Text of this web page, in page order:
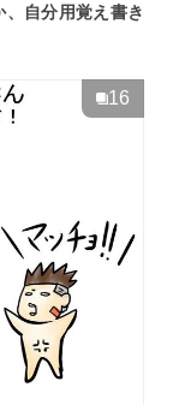
自分用覚え書き
16